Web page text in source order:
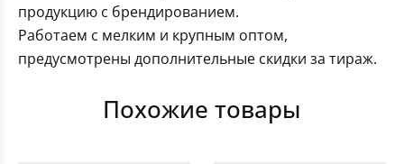
продукцию с брендированием.
Работаем с мелким и крупным оптом,
предусмотрены дополнительные скидки за тираж.
Похожие товары